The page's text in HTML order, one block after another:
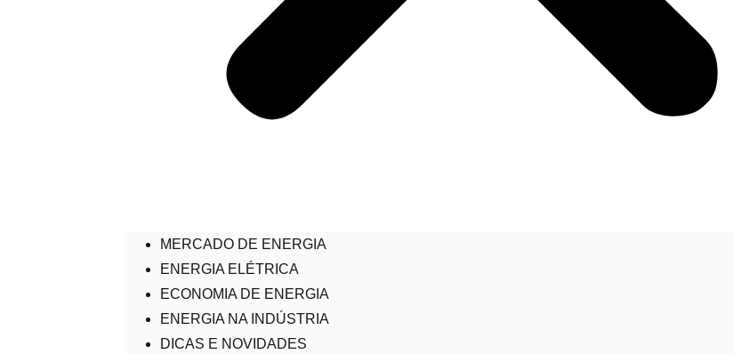
MERCADO DE ENERGIA
ENERGIA ELÉTRICA
ECONOMIA DE ENERGIA
ENERGIA NA INDÚSTRIA
DICAS E NOVIDADES